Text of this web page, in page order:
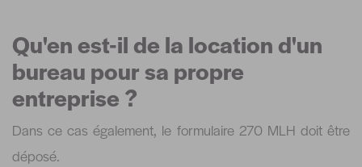
Qu'en est-il de la location d'un
bureau pour sa propre
entreprise ?
Dans ce cas également, le formulaire 270 MLH doit être
déposé.